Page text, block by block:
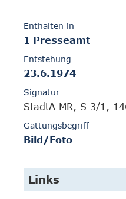
Enthalten in
1 Presseamt
Entstehung
23.6.1974
Signatur
StadtA MR, S 3/1,
Gattungsbegriff
Bild/Foto
Links